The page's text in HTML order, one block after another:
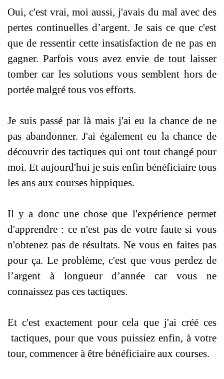
Oui, c'est vrai, moi aussi, j'avais du mal avec des
pertes continuelles d’argent. Je sais ce que c'est
que de ressentir cette insatisfaction de ne pas en
gagner. Parfois vous avez envie de tout laisser
tomber car les solutions vous semblent hors de
portée malgré tous vos efforts.
Je suis passé par là mais j'ai eu la chance de ne
pas abandonner. J'ai également eu la chance de
découvrir des tactiques qui ont tout changé pour
moi. Et aujourd'hui je suis enfin bénéficiaire tous
les ans aux courses hippiques.
Il y a donc une chose que l'expérience permet
d'apprendre : ce n'est pas de votre faute si vous
n'obtenez pas de résultats. Ne vous en faites pas
pour ça. Le problème, c'est que vous perdez de
l’argent à longueur d’année car vous ne
connaissez pas ces tactiques.
Et c'est exactement pour cela que j'ai créé ces
tactiques, pour que vous puissiez enfin, à votre
tour, commencer à être bénéficiaire aux courses.